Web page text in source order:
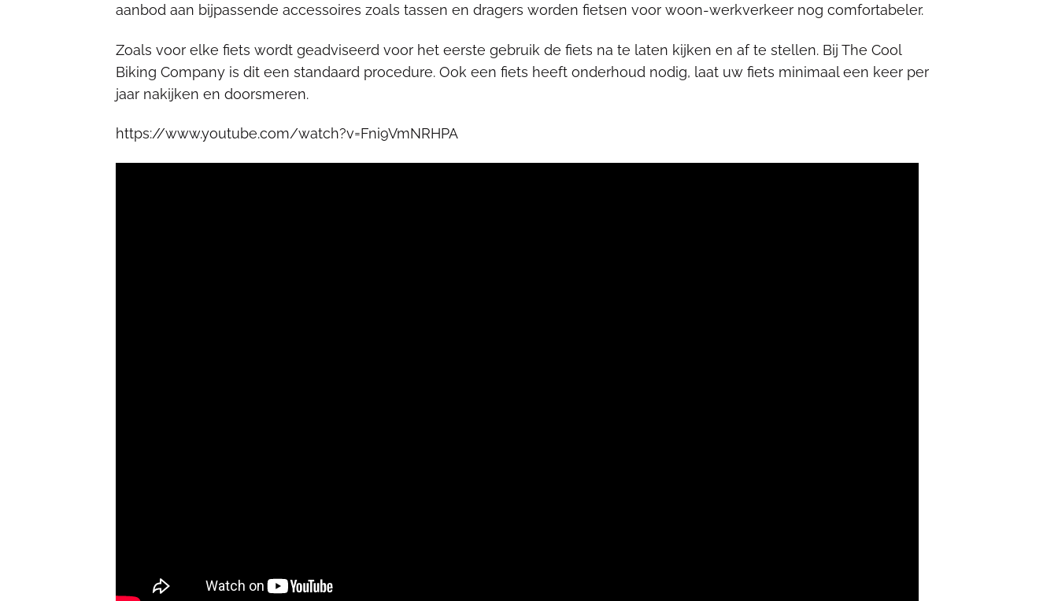
aanbod aan bijpassende accessoires zoals tassen en dragers worden fietsen voor woon-werkverkeer nog comfortabeler.
Zoals voor elke fiets wordt geadviseerd voor het eerste gebruik de fiets na te laten kijken en af te stellen. Bij The Cool
Biking Company is dit een standaard procedure. Ook een fiets heeft onderhoud nodig, laat uw fiets minimaal een keer per
jaar nakijken en doorsmeren.
https://www.youtube.com/watch?v=Fni9VmNRHPA